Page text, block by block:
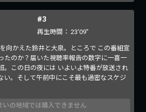
#3
再生時間： 23'09"
向かえた鈴井と大泉。ところで この番組宣
たのか？届いた視聴率報告の数字に一喜一
。この日の夜には いよいよ特番が放送され
い。そして午前中にこそ最も過密なスケジ
いの地域では購入できません